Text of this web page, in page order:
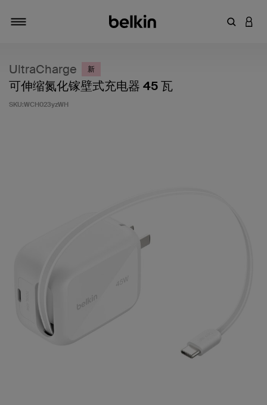
输入关键
登录
UltraCharge 新
可伸缩氮化镓壁式充电器 45 瓦
SKU:WCH023yzWH